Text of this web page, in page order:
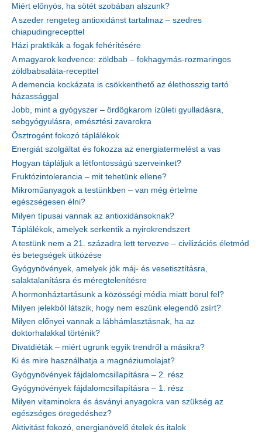
Miért előnyös, ha sötét szobában alszunk?
A szeder rengeteg antioxidánst tartalmaz – szedres
chiapudingrecepttel
Házi praktikák a fogak fehérítésére
A magyarok kedvence: zöldbab – fokhagymás-rozmaringos
zöldbabsaláta-recepttel
A demencia kockázata is csökkenthető az élethosszig tartó
házassággal
Jobb, mint a gyógyszer – ördögkarom ízületi gyulladásra,
sebgyógyulásra, emésztési zavarokra
Ösztrogént fokozó táplálékok
Energiát szolgáltat és fokozza az energiatermelést a vas
Hogyan tápláljuk a létfontosságú szerveinket?
Fruktózintolerancia – mit tehetünk ellene?
Mikroműanyagok a testünkben – van még értelme
egészségesen élni?
Milyen típusai vannak az antioxidánsoknak?
Táplálékok, amelyek serkentik a nyirokrendszert
A testünk nem a 21. századra lett tervezve – civilizációs életmód
és betegségek ütközése
Gyógynövények, amelyek jók máj- és vesetisztításra,
salaktalanításra és méregtelenítésre
A hormonháztartásunk a közösségi média miatt borul fel?
Milyen jelekből látszik, hogy nem eszünk elegendő zsírt?
Milyen előnyei vannak a lábhámlasztásnak, ha az
doktorhalakkal történik?
Divatdiéták – miért ugrunk egyik trendről a másikra?
Ki és mire használhatja a magnéziumolajat?
Gyógynövények fájdalomcsillapításra – 2. rész
Gyógynövények fájdalomcsillapításra – 1. rész
Milyen vitaminokra és ásványi anyagokra van szükség az
egészséges öregedéshez?
Aktivitást fokozó, energianövelő ételek és italok